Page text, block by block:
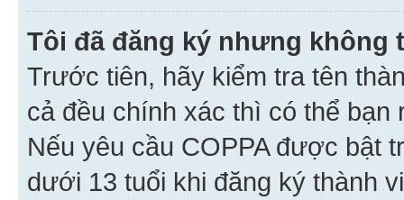
Tôi đã đăng ký nhưng không
Trước tiên, hãy kiểm tra tên
cả đều chính xác thì có thể
Nếu yêu cầu COPPA được bật
dưới 13 tuổi khi đăng ký thành